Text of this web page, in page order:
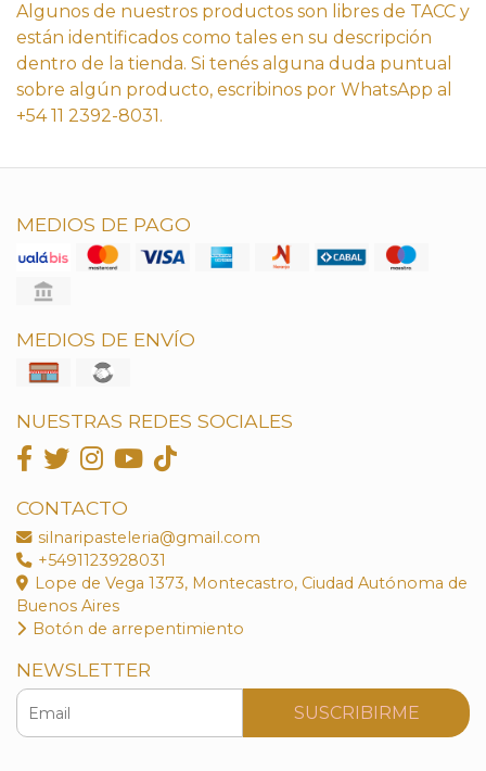
Algunos de nuestros productos son libres de TACC y
están identificados como tales en su descripción
dentro de la tienda. Si tenés alguna duda puntual
sobre algún producto, escribinos por WhatsApp al
+54 11 2392-8031.
MEDIOS DE PAGO
MEDIOS DE ENVÍO
NUESTRAS REDES SOCIALES
CONTACTO
silnaripasteleria@gmail.com
+5491123928031
Lope de Vega 1373, Montecastro, Ciudad Autónoma de
Buenos Aires
Botón de arrepentimiento
NEWSLETTER
SUSCRIBIRME